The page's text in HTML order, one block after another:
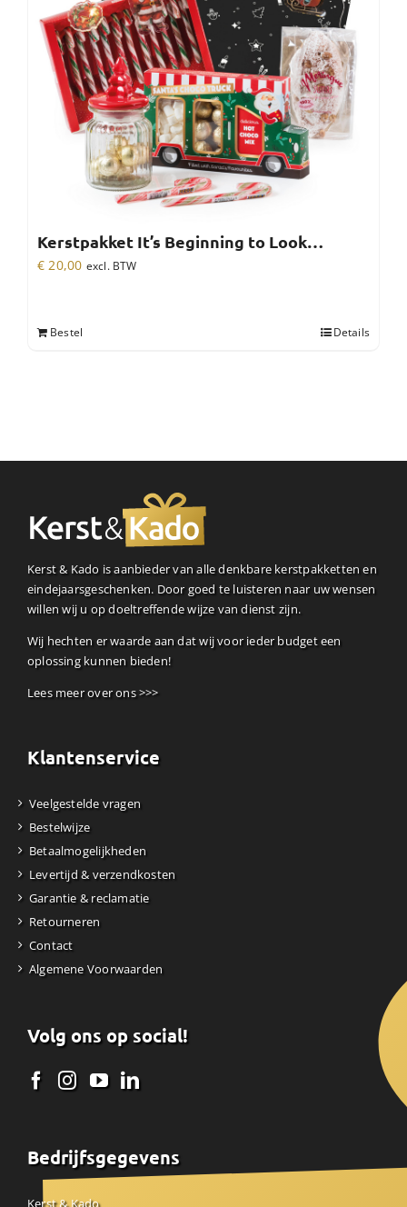
Kerstpakket It’s Beginning to Look…
€ 20,00 excl. BTW
Bestel Details
Kerst & Kado is aanbieder van alle denkbare kerstpakketten en
eindejaarsgeschenken. Door goed te luisteren naar uw wensen
willen wij u op doeltreffende wijze van dienst zijn.
Wij hechten er waarde aan dat wij voor ieder budget een
oplossing kunnen bieden!
Lees meer over ons >>>
Klantenservice
Veelgestelde vragen
Bestelwijze
Betaalmogelijkheden
Levertijd & verzendkosten
Garantie & reclamatie
Retourneren
Contact
Algemene Voorwaarden
Volg ons op social!
Bedrijfsgegevens
Kerst & Kado